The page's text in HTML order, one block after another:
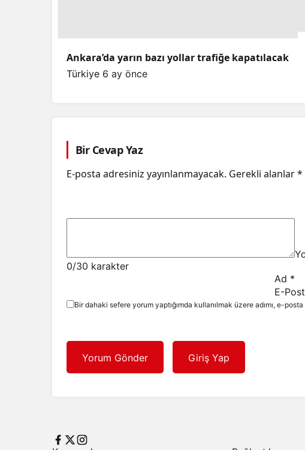
Ankara’da yarın bazı yollar trafiğe kapatılacak
Türkiye 6 ay önce
Bir Cevap Yaz
E-posta adresiniz yayınlanmayacak. Gerekli alanlar*
0/30 karakter
Ad *
E-
Bir dahaki sefere yorum yaptığımda kullanılmak üzere adımı, e-
Yorum Gönder Giriş Yap